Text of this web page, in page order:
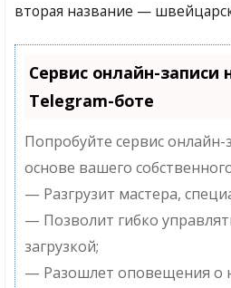
вторая название —
Сервис онлайн-записи
Telegram-боте
Попробуйте сервис онлайн-
основе вашего
— Разгрузит мастера,
— Позволит гибко
загрузкой;
— Разошлет оповещения о